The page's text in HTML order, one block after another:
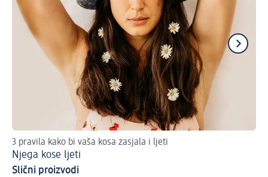
3 pravila kako bi vaša kosa zasjala i ljeti
Njega kose ljeti
Slični proizvodi